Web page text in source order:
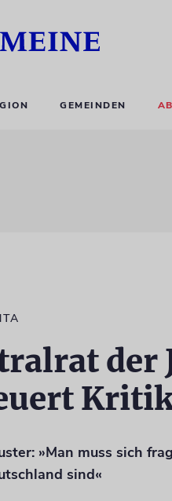
GEMEINDEN
der
»Man muss sich
sind«